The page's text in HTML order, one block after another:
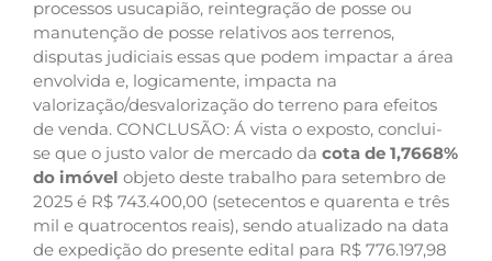
processos usucapião, reintegração de posse ou
manutenção de posse relativos aos terrenos,
disputas judiciais essas que podem impactar a área
envolvida e, logicamente, impacta na
valorização/desvalorização do terreno para efeitos
de venda. CONCLUSÃO: Á vista o exposto, conclui-
se que o justo valor de mercado da cota de 1,7668%
do imóvel objeto deste trabalho para setembro de
2025 é R$ 743.400,00 (setecentos e quarenta e três
mil e quatrocentos reais), sendo atualizado na data
de expedição do presente edital para R$ 776.197,98